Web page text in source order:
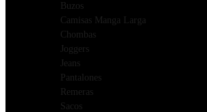
Buzos
Camisas Manga Larga
Chombas
Joggers
Jeans
Pantalones
Remeras
Sacos